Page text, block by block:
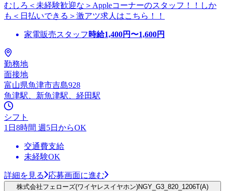
むしろ＜未経験歓迎な＞Appleコーナーのスタッフ！！しか
も＜日払いできる＞激アツ求人はこちら！！
家電販売スタッフ 時給1,400円〜1,600円
勤務地
面接地
富山県魚津市吉島928
魚津駅、新魚津駅、経田駅
シフト
1日8時間 週5日からOK
交通費支給
未経験OK
詳細を見る 応募画面に進む
株式会社フェローズ(ワイヤレスイヤホン)NGY_G3_820_1206T(A)